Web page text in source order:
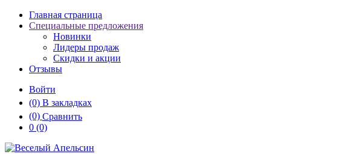
Главная страница
Специальные предложения
Новинки
Лидеры продаж
Скидки и акции
Отзывы
Войти
(0) В закладках
(0) Сравнить
0 (0)